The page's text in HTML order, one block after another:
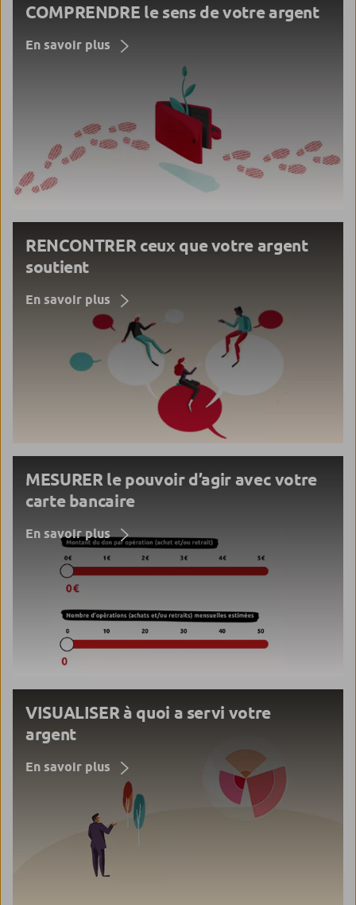
COMPRENDRE le sens de votre argent
En savoir plus
RENCONTRER ceux que votre argent
soutient
En savoir plus
MESURER le pouvoir d’agir avec votre
carte bancaire
En savoir plus
VISUALISER à quoi a servi votre
argent
En savoir plus